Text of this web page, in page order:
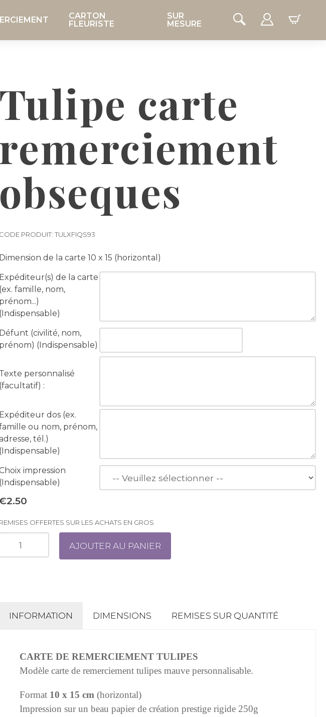
CARTON
FLEURISTE
SUR
MESURE
Tulipe carte
remerciement
obseques
CODE PRODUIT: TULXFIQS93
Dimension de la carte 10 x 15 (horizontal)
Expéditeur(s) de la carte
(ex. famille, nom,
prénom...)
(Indispensable)
Défunt (civilité, nom,
prénom) (Indispensable)
Texte personnalisé
(facultatif) :
Expéditeur dos (ex.
ou nom, prénom,
tél.)
(Indispensable)
impression
(Indispensable)
REMISES OFFERTES SUR LES ACHATS EN GROS
AJOUTER AU PANIER
INFORMATION DIMENSIONS REMISES SUR QUANTITÉ
CARTE DE REMERCIEMENT TULIPES
Modèle carte de remerciement tulipes mauve personnalisable.
Format 10 x 15 cm (horizontal)
Impression sur un beau papier de création prestige rigide 250g